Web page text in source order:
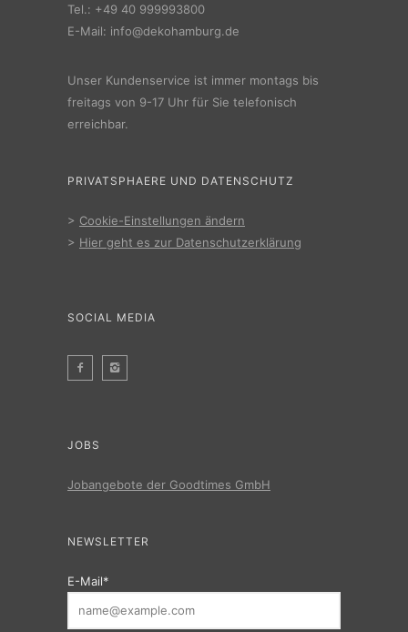
Tel.: +49 40 999993800
E-Mail: info@dekohamburg.de
Unser Kundenservice ist immer montags bis
freitags von 9-17 Uhr für Sie telefonisch
erreichbar.
PRIVATSPHAERE UND DATENSCHUTZ
> Cookie-Einstellungen ändern
> Hier geht es zur Datenschutzerklärung
SOCIAL MEDIA
JOBS
Jobangebote der Goodtimes GmbH
NEWSLETTER
E-Mail*